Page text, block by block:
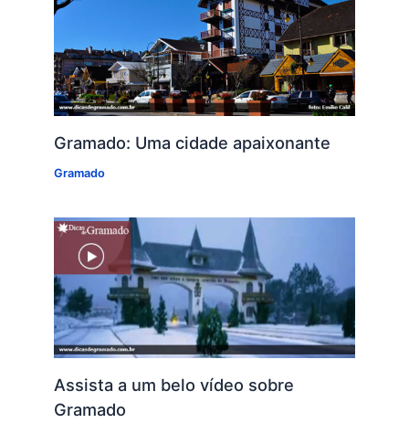
Gramado: Uma cidade apaixonante
Gramado
Assista a um belo vídeo sobre
Gramado